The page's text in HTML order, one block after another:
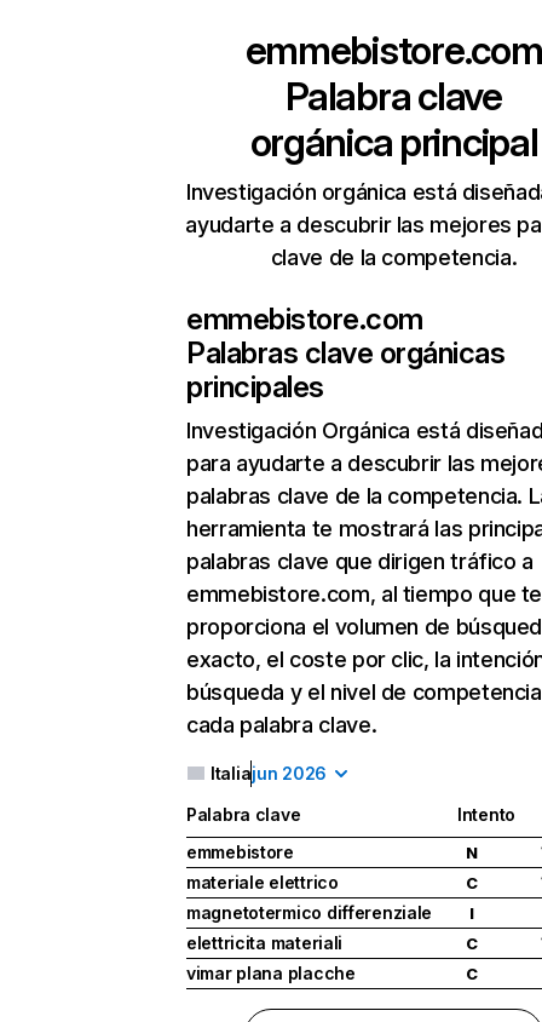
emmebistore.com
Palabra clave
orgánica principal
Investigación orgánica está
ayudarte a descubrir las mejores
clave de la competencia.
emmebistore.com
Palabras clave orgánicas
principales
Investigación Orgánica está
para ayudarte a descubrir las
palabras clave de la competencia.
herramienta te mostrará las
palabras clave que dirigen tráfico a
emmebistore.com, al tiempo que te
proporciona el volumen de
exacto, el coste por clic, la
búsqueda y el nivel de
cada palabra clave.
Italiajun 2026
Palabra clave Intento
emmebistore
N
materiale elettrico
C
magnetotermico differenziale
I
elettricita materiali
C
vimar plana placche
C